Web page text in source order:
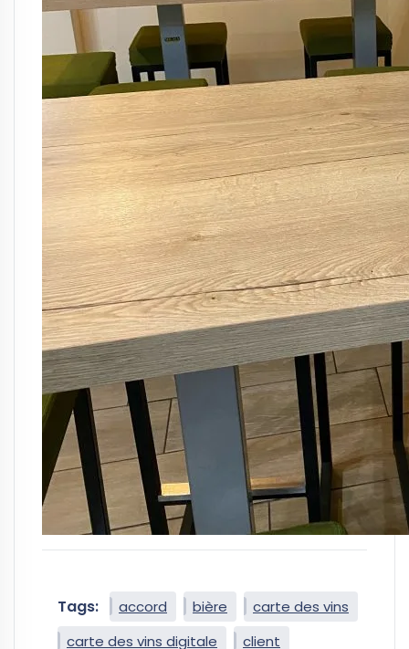
Tags: accord bière
carte des vins
carte des vins digitale
client